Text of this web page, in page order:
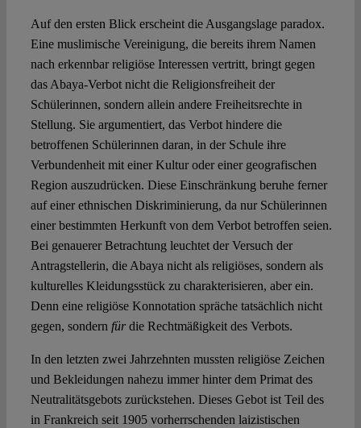
Auf den ersten Blick erscheint die Ausgangslage paradox.
Eine muslimische Vereinigung, die bereits ihrem Namen
nach erkennbar religiöse Interessen vertritt, bringt gegen
das Abaya-Verbot nicht die Religionsfreiheit der
Schülerinnen, sondern allein andere Freiheitsrechte in
Stellung. Sie argumentiert, das Verbot hindere die
betroffenen Schülerinnen daran, in der Schule ihre
Verbundenheit mit einer Kultur oder einer geografischen
Region auszudrücken. Diese Einschränkung beruhe ferner
auf einer ethnischen Diskriminierung, da nur Schülerinnen
einer bestimmten Herkunft von dem Verbot betroffen seien.
Bei genauerer Betrachtung leuchtet der Versuch der
Antragstellerin, die Abaya nicht als religiöses, sondern als
kulturelles Kleidungsstück zu charakterisieren, aber ein.
Denn eine religiöse Konnotation spräche tatsächlich nicht
gegen, sondern fürdie Rechtmäßigkeit des Verbots.
In den letzten zwei Jahrzehnten mussten religiöse Zeichen
und Bekleidungen nahezu immer hinter dem Primat des
Neutralitätsgebots zurückstehen. Dieses Gebot ist Teil des
in Frankreich seit 1905 vorherrschenden laizistischen